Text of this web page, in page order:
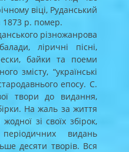
віці, Руданський
1873 р. помер.
різножанрова
ліричні пісні,
байки та поеми
змісту, “українські
епосу. С.
твори до видання,
На жаль за життя
зі своїх збірок,
видань
десяти творів. Вся